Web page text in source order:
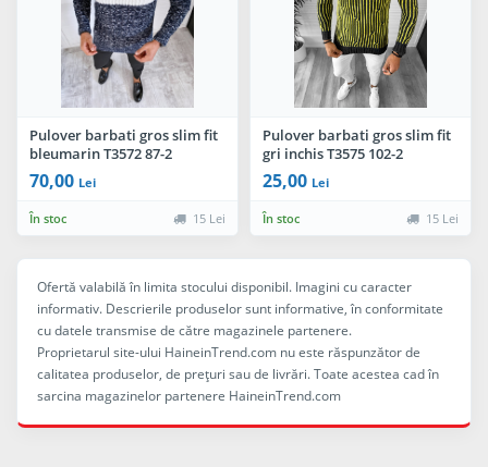
Pulover barbati gros slim fit
bleumarin T3572 87-2
70,00 Lei
În stoc 15 Lei
Pulover barbati gros slim fit
gri inchis T3575 102-2
25,00 Lei
În stoc 15 Lei
Ofertă valabilă în limita stocului disponibil. Imagini cu caracter
informativ. Descrierile produselor sunt informative, în conformitate
cu datele transmise de către magazinele partenere.
Proprietarul site-ului HaineinTrend.com nu este răspunzător de
calitatea produselor, de preţuri sau de livrări. Toate acestea cad în
sarcina magazinelor partenere HaineinTrend.com